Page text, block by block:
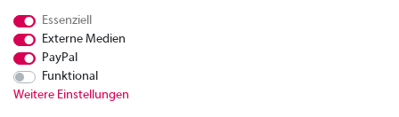
Rücksendung
Datenschutzerklärung
AGB
Essenziell
Externe Medien
PayPal
Funktional
Weitere Einstellungen